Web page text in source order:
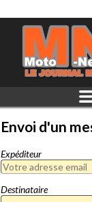
Envoi d'un
Expéditeur
Destinataire